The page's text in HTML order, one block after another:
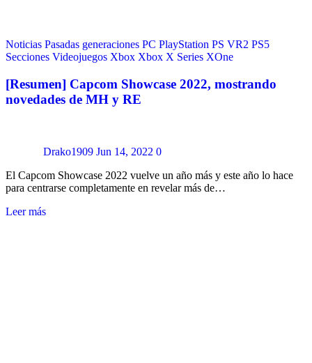
Noticias Pasadas generaciones PC PlayStation PS VR2 PS5
Secciones Videojuegos Xbox Xbox X Series XOne
[Resumen] Capcom Showcase 2022, mostrando
novedades de MH y RE
Drako1909 Jun 14, 2022 0
El Capcom Showcase 2022 vuelve un año más y este año lo hace
para centrarse completamente en revelar más de…
Leer más